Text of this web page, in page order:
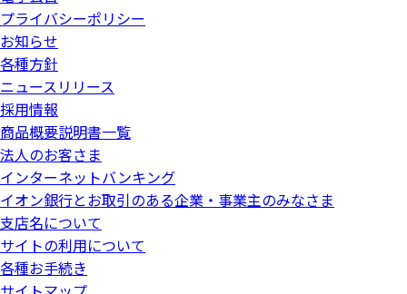
プライバシーポリシー
お知らせ
各種方針
ニュースリリース
採用情報
商品概要説明書一覧
法人のお客さま
インターネットバンキング
イオン銀行とお取引のある企業・事業主のみなさま
支店名について
サイトの利用について
各種お手続き